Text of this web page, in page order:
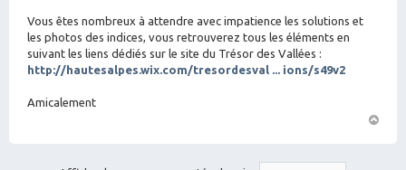
Vous êtes nombreux à attendre avec impatience les solutions et
les photos des indices, vous retrouverez tous les éléments en
suivant les liens dédiés sur le site du Trésor des Vallées :
http://hautesalpes.wix.com/tresordesval ... ions/s49v2
Amicalement